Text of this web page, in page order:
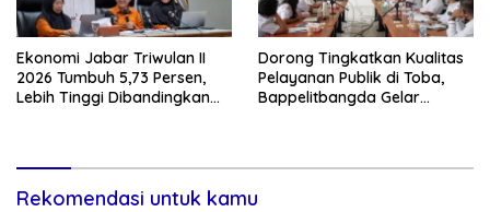
Ekonomi Jabar Triwulan II
2026 Tumbuh 5,73 Persen,
Lebih Tinggi Dibandingkan
Dorong Tingkatkan Kualitas
Pelayanan Publik di Toba,
Bappelitbangda Gelar
Rekomendasi untuk kamu